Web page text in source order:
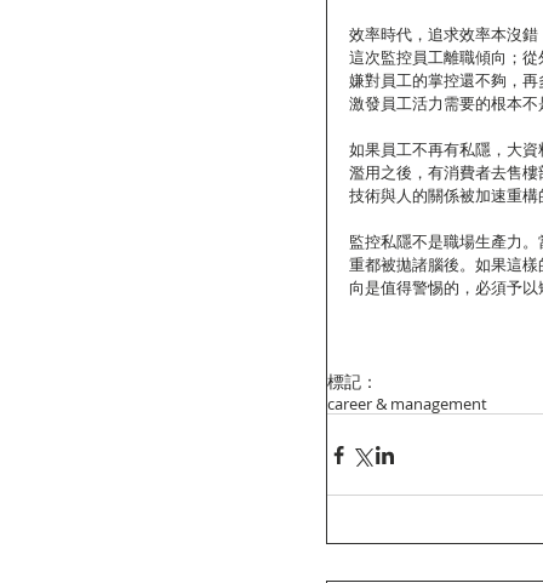
效率時代，追求效率本沒
這次監控員工離職傾向；
嫌對員工的掌控還不夠，再
激發員工活力需要的根本不
如果員工不再有私隱，大
濫用之後，有消費者去售
技術與人的關係被加速重構
監控私隱不是職場生產力
重都被拋諸腦後。如果這
向是值得警惕的，必須予以
標記：
career & management